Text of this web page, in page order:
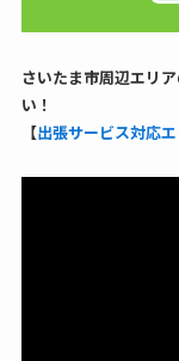
さいたま市周辺エリ
い！
【出張サービス対応